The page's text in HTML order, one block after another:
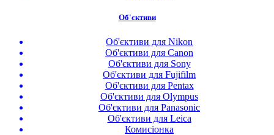
Об'єктиви
Об'єктиви для Nikon
Об'єктиви для Canon
Об'єктиви для Sony
Об'єктиви для Fujifilm
Об'єктиви для Pentax
Об'єктиви для Olympus
Об'єктиви для Panasonic
Об'єктиви для Leica
Комисіонка